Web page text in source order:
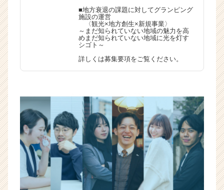
■地方衰退の課題に対してグランピング
施設の運営
〈観光×地方創生×新規事業〉
～まだ知られていない地域の魅力を高
めまだ知られていない地域に光を灯す
シゴト～
詳しくは募集要項をご覧ください。